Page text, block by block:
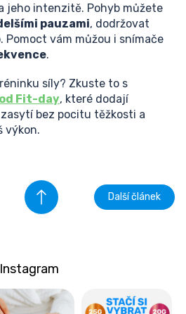
jeho intenzitě. Pohyb můžete
pauzami, dodržovat
Pomoct vám můžou i snímače
.
síly? Zkuste to s
Fit-day, které dodají
bez pocitu těžkosti a
výkon.
Další článek
Instagram